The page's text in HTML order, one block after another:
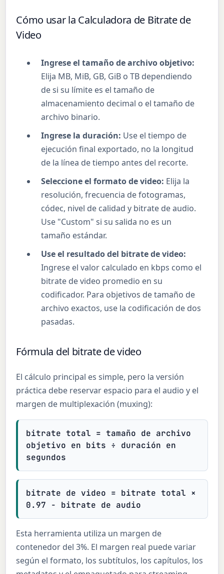
Cómo usar la Calculadora de Bitrate de
Video
Ingrese el tamaño de archivo objetivo:
Elija MB, MiB, GB, GiB o TB dependiendo
de si su límite es el tamaño de
almacenamiento decimal o el tamaño de
archivo binario.
Ingrese la duración: Use el tiempo de
ejecución final exportado, no la longitud
de la línea de tiempo antes del recorte.
Seleccione el formato de video: Elija la
resolución, frecuencia de fotogramas,
códec, nivel de calidad y bitrate de audio.
Use "Custom" si su salida no es un
tamaño estándar.
Use el resultado del bitrate de video:
Ingrese el valor calculado en kbps como el
bitrate de video promedio en su
codificador. Para objetivos de tamaño de
archivo exactos, use la codificación de dos
pasadas.
Fórmula del bitrate de video
El cálculo principal es simple, pero la versión
práctica debe reservar espacio para el audio y el
margen de multiplexación (muxing):
bitrate total = tamaño de archivo
objetivo en bits ÷ duración en
segundos
bitrate de video = bitrate total ×
0.97 − bitrate de audio
Esta herramienta utiliza un margen de
contenedor del 3%. El margen real puede variar
según el formato, los subtítulos, los capítulos, los